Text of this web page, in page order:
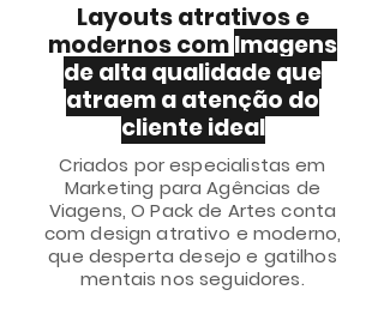
Layouts atrativos e
modernos comImagens
de alta qualidade que
atraem a atenção do
cliente ideal
Criados por especialistas em
Marketing para Agências de
Viagens, O Pack de Artes conta
com design atrativo e moderno,
que desperta desejo e gatilhos
mentais nos seguidores.